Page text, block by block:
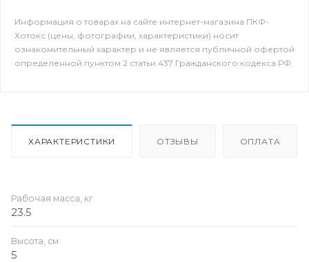
Информация о товарах на сайте интернет-магазина ПКФ-
Хотокс (цены, фотографии, характеристики) носит
ознакомительный характер и не является публичной офертой
определенной пунктом 2 статьи 437 Гражданского кодекса РФ.
ХАРАКТЕРИСТИКИ ОТЗЫВЫ ОПЛАТА
Рабочая масса, кг
23.5
Высота, см
5